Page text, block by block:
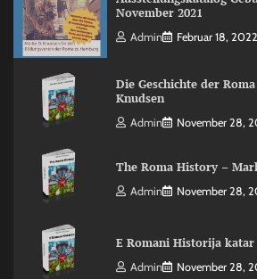
November 2021
Admin Februar 18, 2022
Die Geschichte der
Knudsen
Admin November 28,
The Roma History –
Admin November 28,
E Romani Historija
Admin November 28,